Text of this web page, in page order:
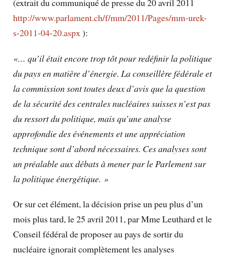
(extrait du communiqué de presse du 20 avril 2011
http://www.parlament.ch/f/mm/2011/Pages/mm-urek-
s-2011-04-20.aspx):
«… qu’il était encore trop tôt pour redéfinir la politique
du pays en matière d’énergie. La conseillère fédérale et
la commission sont toutes deux d’avis que la question
de la sécurité des centrales nucléaires suisses n’est pas
du ressort du politique, mais qu’une analyse
approfondie des événements et une appréciation
technique sont d’abord nécessaires. Ces analyses sont
un préalable aux débats à mener par le Parlement sur
la politique énergétique. »
Or sur cet élément, la décision prise un peu plus d’un
mois plus tard, le 25 avril 2011, par Mme Leuthard et le
Conseil fédéral de proposer au pays de sortir du
nucléaire ignorait complètement les analyses